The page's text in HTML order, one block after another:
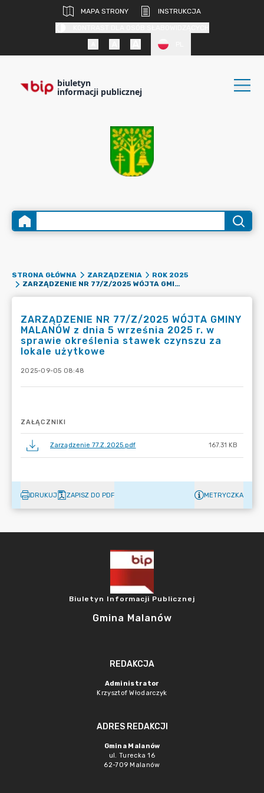
MAPA STRONY
INSTRUKCJA
biuletyn
informacji publicznej
STRONA GŁÓWNA ZARZĄDZENIA
ROK 2025
ZARZĄDZENIE NR 77/Z/2025 WÓJTA GMINY MALANÓW Z DNIA 5 WRZEŚNIA 2025 R. W SPRAWIE OKREŚLENIA STAWEK CZYNSZU ZA LOKALE UŻYTKOWE
ZARZĄDZENIE NR 77/Z/2025 WÓJTA GMINY
MALANÓW z dnia 5 września 2025 r. w
sprawie określenia stawek czynszu za
lokale użytkowe
2025-09-05 08:48
ZAŁĄCZNIKI
Zarządzenie 77.Z.2025.pdf 167.31 KB
DRUKUJ ZAPISZ DO PDF METRYCZKA
Biuletyn Informacji Publicznej
Gmina Malanów
REDAKCJA
Administrator
Krzysztof Włodarczyk
ADRES REDAKCJI
Gmina Malanów
ul. Turecka 16
62-709 Malanów